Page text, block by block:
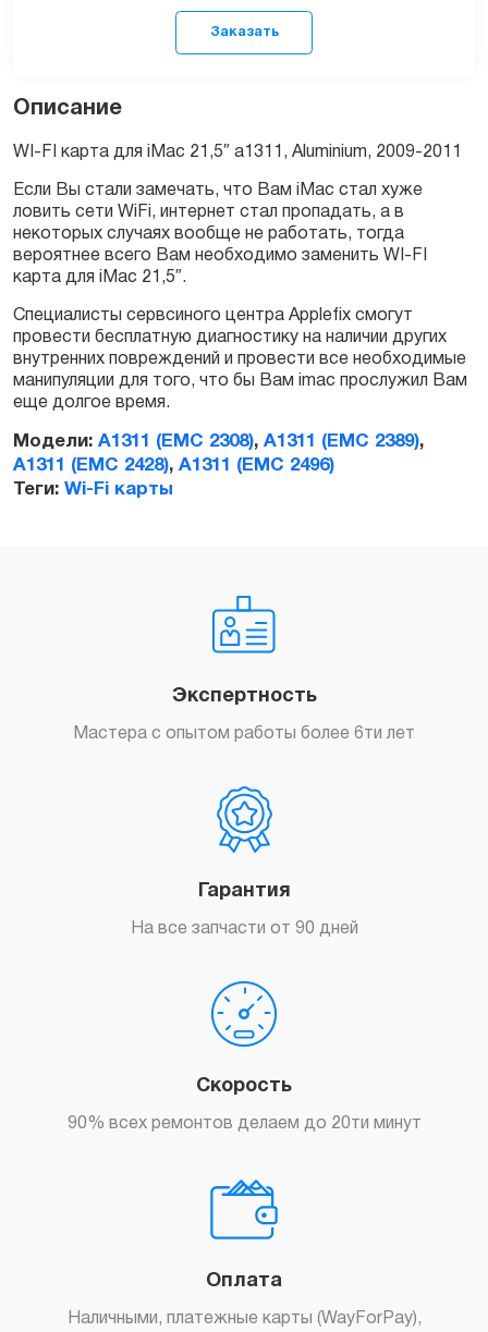
Заказать
Описание
WI-FI карта для iMac 21,5″ a1311, Aluminium, 2009-2011
Если Вы стали замечать, что Вам iMac стал хуже
ловить сети WiFi, интернет стал пропадать, а в
некоторых случаях вообще не работать, тогда
вероятнее всего Вам необходимо заменить WI-FI
карта для iMac 21,5″.
Специалисты сервсиного центра Applefix смогут
провести бесплатную диагностику на наличии других
внутренних повреждений и провести все необходимые
манипуляции для того, что бы Вам imac прослужил Вам
еще долгое время.
Модели: A1311 (EMC 2308), A1311 (EMC 2389),
A1311 (EMC 2428), A1311 (EMC 2496)
Теги: Wi-Fi карты
Экспертность
Мастера с опытом работы более 6ти лет
Гарантия
На все запчасти от 90 дней
Скорость
90% всех ремонтов делаем до 20ти минут
Оплата
Наличными, платежные карты (WayForPay),